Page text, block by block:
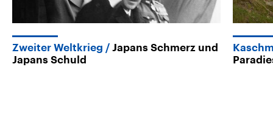
Zweiter Weltkrieg
Japans Schmerz und
Japans Schuld